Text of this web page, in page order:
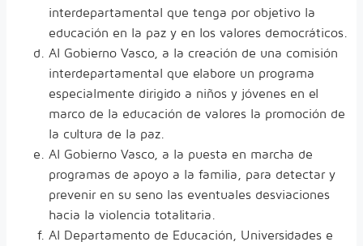
interdepartamental que tenga por objetivo la
educación en la paz y en los valores democráticos.
Al Gobierno Vasco, a la creación de una comisión
interdepartamental que elabore un programa
especialmente dirigido a niños y jóvenes en el
marco de la educación de valores la promoción de
la cultura de la paz.
Al Gobierno Vasco, a la puesta en marcha de
programas de apoyo a la familia, para detectar y
prevenir en su seno las eventuales desviaciones
hacia la violencia totalitaria.
Al Departamento de Educación, Universidades e